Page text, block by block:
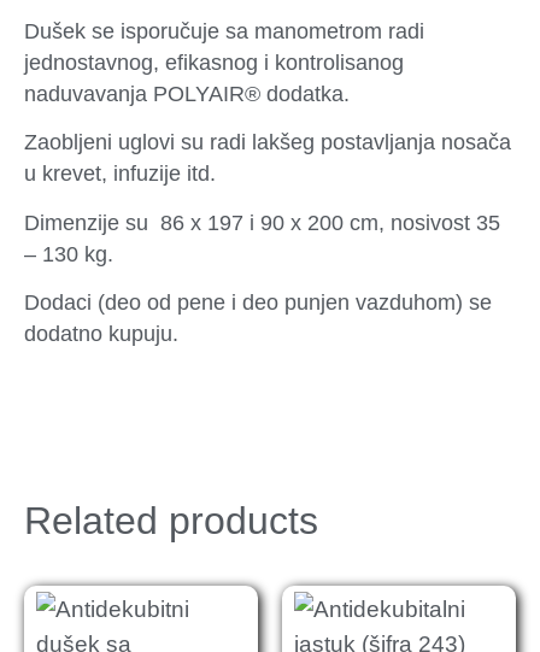
Dušek se isporučuje sa manometrom radi
jednostavnog, efikasnog i kontrolisanog
naduvavanja POLYAIR® dodatka.
Zaobljeni uglovi su radi lakšeg postavljanja nosača
u krevet, infuzije itd.
Dimenzije su 86 x 197 i 90 x 200 cm, nosivost 35
– 130 kg.
Dodaci (deo od pene i deo punjen vazduhom) se
dodatno kupuju.
Related products